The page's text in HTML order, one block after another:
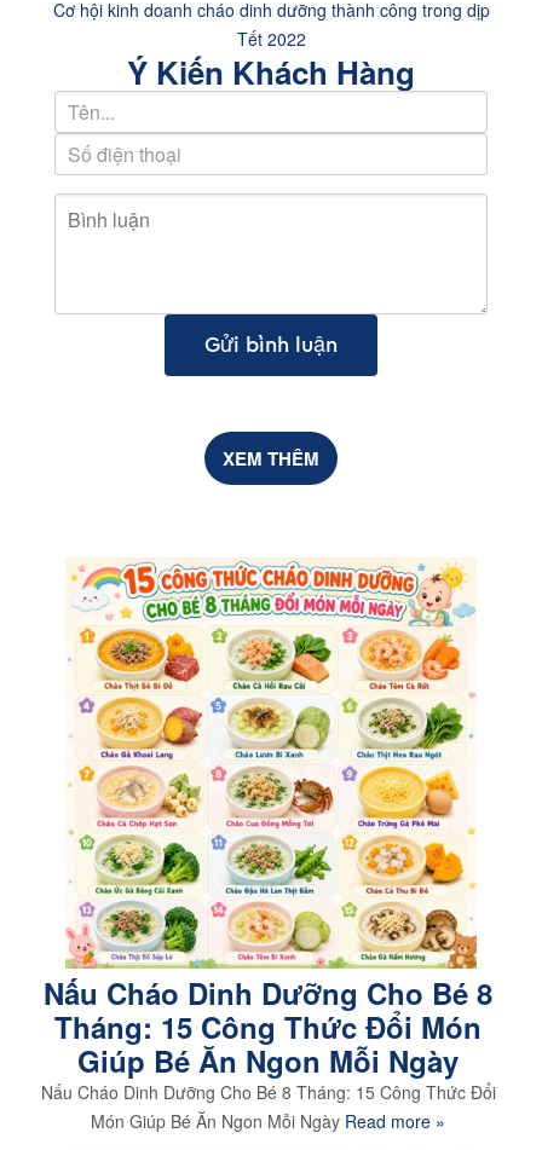
Cơ hội kinh doanh cháo dinh dưỡng thành công trong dịp
Tết 2022
Ý Kiến Khách Hàng
Gửi bình luận
XEM THÊM
Nấu Cháo Dinh Dưỡng Cho Bé 8
Tháng: 15 Công Thức Đổi Món
Giúp Bé Ăn Ngon Mỗi Ngày
Nấu Cháo Dinh Dưỡng Cho Bé 8 Tháng: 15 Công Thức Đổi
Món Giúp Bé Ăn Ngon Mỗi Ngày Read more »